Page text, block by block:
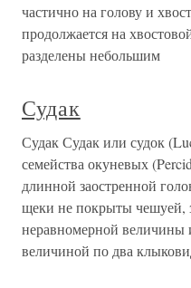
частично на голову и
продолжается на
разделены небольшим
Судак
Судак Судак или судок
семейства окуневых
длинной заостренной
щеки не покрыты чешуей,
неравномерной величины
величиной по два